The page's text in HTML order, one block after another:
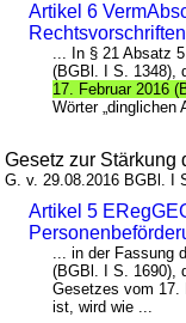
Artikel 6
Rechtsvorschriften
... In § 21 Absatz
(BGBl. I S. 1348),
17. Februar 2016
Wörter „dinglichen
Gesetz zur Stärkung
G. v. 29.08.2016 BGBl. I
Artikel 5
... in der Fassung
(BGBl. I S. 1690),
Gesetzes vom 17.
ist, wird wie ...